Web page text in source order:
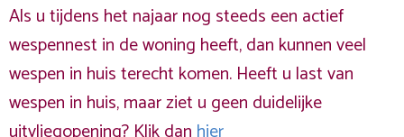
Als u tijdens het najaar nog steeds een actief
wespennest in de woning heeft, dan kunnen veel
wespen in huis terecht komen. Heeft u last van
wespen in huis, maar ziet u geen duidelijke